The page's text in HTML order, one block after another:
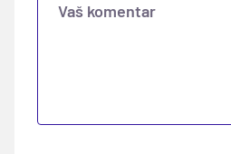
Vaš komentar